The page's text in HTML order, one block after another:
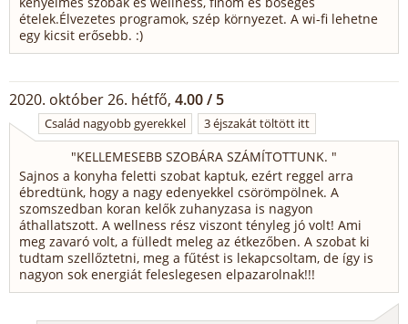
ételek.Élvezetes programok, szép környezet. A wi-fi lehetne
egy kicsit erősebb. :)
2020. október 26. hétfő, 4.00 / 5
Család nagyobb gyerekkel 3 éjszakát töltött itt
"KELLEMESEBB SZOBÁRA SZÁMÍTOTTUNK. "
Sajnos a konyha feletti szobat kaptuk, ezért reggel arra
ébredtünk, hogy a nagy edenyekkel csörömpölnek. A
szomszedban koran kelők zuhanyzasa is nagyon
áthallatszott. A wellness rész viszont tényleg jó volt! Ami
meg zavaró volt, a fülledt meleg az étkezőben. A szobat ki
tudtam szellőztetni, meg a fűtést is lekapcsoltam, de így is
nagyon sok energiát feleslegesen elpazarolnak!!!